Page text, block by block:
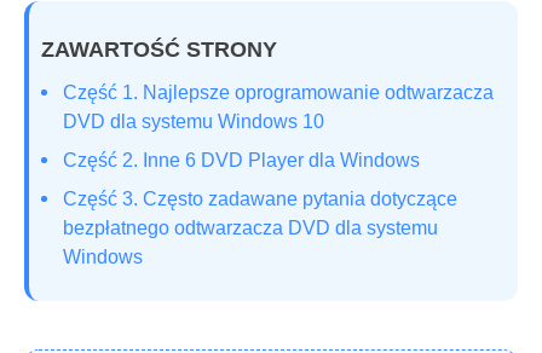
ZAWARTOŚĆ STRONY
Część 1. Najlepsze oprogramowanie odtwarzacza
DVD dla systemu Windows 10
Część 2. Inne 6 DVD Player dla Windows
Część 3. Często zadawane pytania dotyczące
bezpłatnego odtwarzacza DVD dla systemu
Windows